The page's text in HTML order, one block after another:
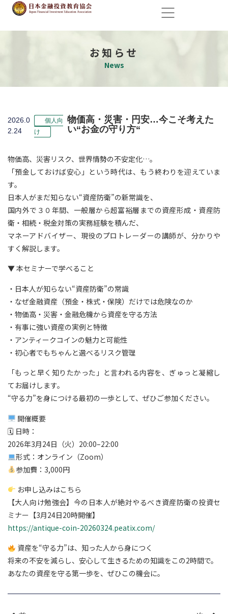
お知らせ
News
2026.0
2.24
個人向
け
物価高・災害・円安…今こそ考えた
い“お金の守り方“
物価高、災害リスク、世界情勢の不安定化…。
「預金しておけば安心」という時代は、もう終わりを迎えていま
す。
日本人がまだ知らない“資産防衛”の新常識を、
国内外で３０年間、一般層から超富裕層までの資産形成・資産防
衛・相続・税金対策の実務経験を積んだ、
マネーアドバイザー、現役のプロトレーダーの講師が、分かりや
すく解説します。
▼ 本セミナーで学べること
・日本人が知らない“資産防衛”の常識
・なぜ金融資産（預金・株式・保険）だけでは危険なのか
・物価高・災害・金融危機から資産を守る方法
・有事に強い資産の実例と特徴
・アンティークコインの魅力と可能性
・初心者でもちゃんと選べるリスク管理
「もっと早く知りたかった」と言われる内容を、ぎゅっと凝縮し
てお届けします。
“守る力”を身につける最初の一歩として、ぜひご参加ください。
開催概要
🗓 日時：
2026年3月24日（火）20:00–22:00
形式：オンライン（Zoom）
参加費：3,000円
お申し込みはこちら
【大人向け勉強会】今の日本人が絶対やるべき資産防衛の投資セ
ミナー【3月24日20時開催】
https://antique-coin-20260324.peatix.com/
資産を“守る力”は、知った人から身につく
将来の不安を減らし、安心して生きるための知識をこの2時間で。
あなたの資産を守る第一歩を、ぜひこの機会に。